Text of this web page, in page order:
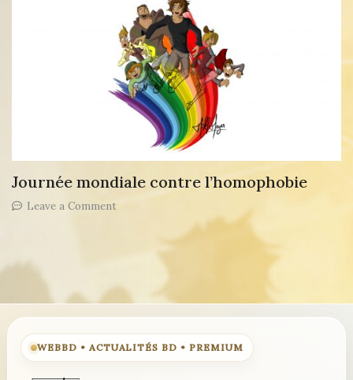
contre
l’homophobie
2023
Journée mondiale contre l’homophobie
Leave a Commenton
l’homophobie
WEBBD • ACTUALITÉS BD • PREMIUM